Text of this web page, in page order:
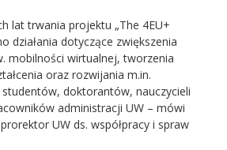
lat trwania projektu „The 4EU+
działania dotyczące zwiększenia
mobilności wirtualnej, tworzenia
oraz rozwijania m.in.
doktorantów, nauczycieli
administracji UW – mówi
UW ds. współpracy i spraw